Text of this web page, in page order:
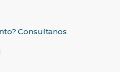
Consultanos